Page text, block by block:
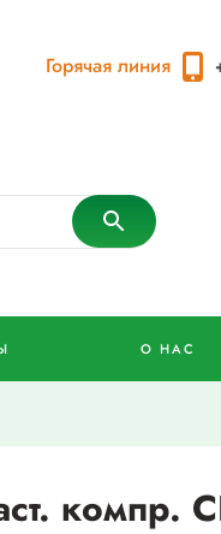
Горячая линия
О НАС
компр.